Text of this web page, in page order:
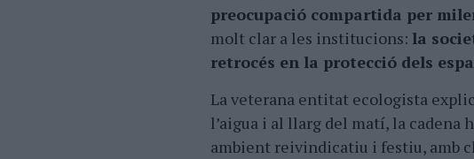
preocupació compartida per
molt clar a les institucions: la
retrocés en la protecció dels
La veterana entitat ecologista
l’aigua i al llarg del matí, la cadena
ambient reivindicatiu i festiu, amb